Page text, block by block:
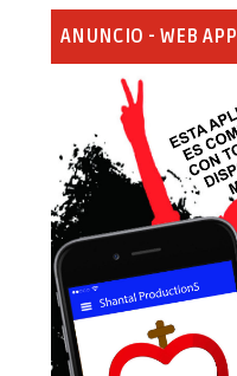
ANUNCIO - WEB APP